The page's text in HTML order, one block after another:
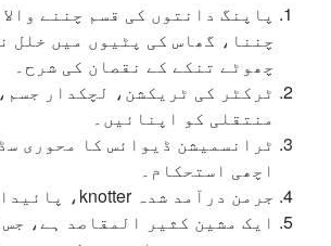
پاپنگ دانتوں کی قسم چننے
چننا، گھاس کی پٹیوں میں خلل
چھوٹے تنکے کے نقصان کی شرح۔
ٹرکٹر کی ٹریکشن، لچکدار
منتقلی کو اپنائیں۔
ٹرانسمیشن ڈیوائس کا محوری
اچھی استحکام۔
جرمن درآمد شدہ knotter، پائیدار.
ایک مشین کثیر المقاصد ہے،